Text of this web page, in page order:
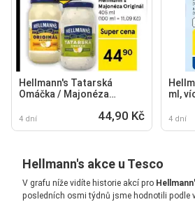
Hellmann's Tatarská
Omáčka / Majonéza
4 dní 44,90 Kč
ml,
4 dní
Hellmann's akce u Tesco
V grafu níže vidíte historie akcí pro
posledních osmi týdnů jsme hodnotili podle